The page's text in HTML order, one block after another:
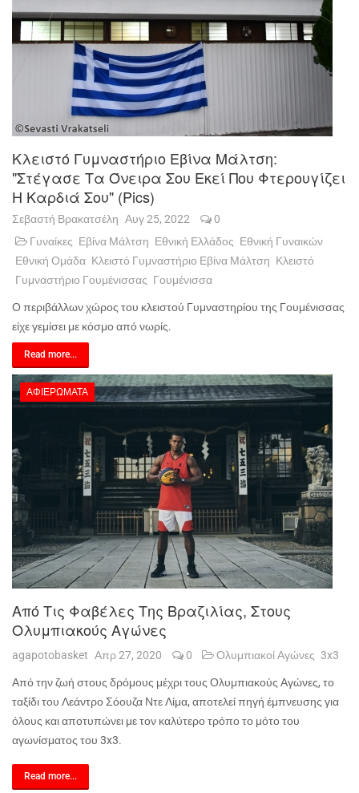
Κλειστό Γυμναστήριο Εβίνα Μάλτση:
"Στέγασε Τα Όνειρα Σου Εκεί Που Φτερουγίζει
Η Καρδιά Σου" (pics)
Σεβαστή Βρακατσέλη Αυγ 25, 2022
0
Γυναίκες Εβίνα Μάλτση Εθνική Ελλάδος Εθνική Γυναικών
Εθνική Ομάδα Κλειστό Γυμναστήριο Εβίνα Μάλτση Κλειστό
Γυμναστήριο Γουμένισσας Γουμένισσα
Ο περιβάλλων χώρος του κλειστού Γυμναστηρίου της Γουμένισσας
είχε γεμίσει με κόσμο από νωρίς.
Read more...
ΑΦΙΕΡΏΜΑΤΑ
Από Τις Φαβέλες Της Βραζιλίας, Στους
Ολυμπιακούς Αγώνες
agapotobasket Απρ 27, 2020 0 Ολυμπιακοί Αγώνες 3x3
Από την ζωή στους δρόμους μέχρι τους Ολυμπιακούς Αγώνες, το
ταξίδι του Λεάντρο Σόουζα Ντε Λίμα, αποτελεί πηγή έμπνευσης για
όλους και αποτυπώνει με τον καλύτερο τρόπο το μότο του
αγωνίσματος του 3x3.
Read more...